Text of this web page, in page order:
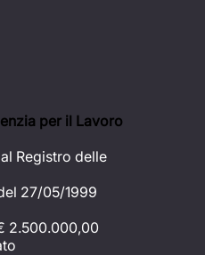
per il Lavoro
Registro delle
27/05/1999
2.500.000,00